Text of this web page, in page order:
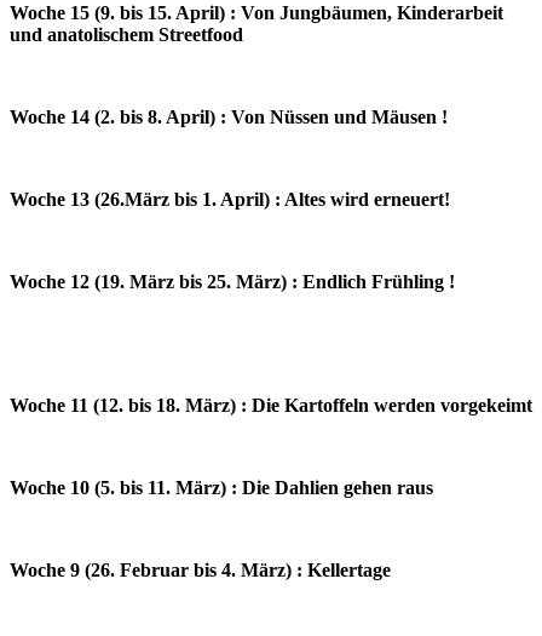
Woche 15 (9. bis 15. April) : Von Jungbäumen, Kinderarbeit
und anatolischem Streetfood
Woche 14 (2. bis 8. April) : Von Nüssen und Mäusen !
Woche 13 (26.März bis 1. April) : Altes wird erneuert!
Woche 12 (19. März bis 25. März) : Endlich Frühling !
Woche 11 (12. bis 18. März) : Die Kartoffeln werden vorgekeimt
Woche 10 (5. bis 11. März) : Die Dahlien gehen raus
Woche 9 (26. Februar bis 4. März) : Kellertage